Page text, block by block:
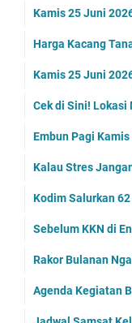
Kamis 25 Juni
Harga Kacang
Kamis 25 Juni
Cek di Sini! Lokasi
Embun Pagi
Kalau Stres
Kodim Salurkan
Sebelum KKN di
Rakor Bulanan
Agenda Kegiatan